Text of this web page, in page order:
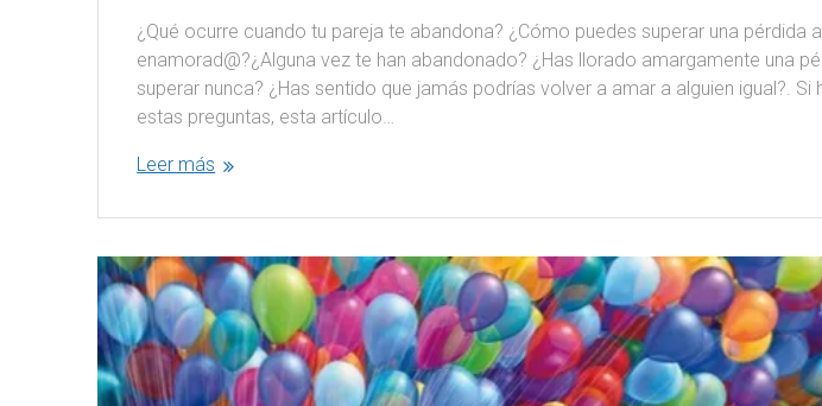
¿Qué ocurre cuando tu pareja te abandona? ¿Cómo puedes superar una pérdida
enamorad@?¿Alguna vez te han abandonado? ¿Has llorado amargamente una
superar nunca? ¿Has sentido que jamás podrías volver a amar a alguien igual?.
estas preguntas, esta artículo…
Leer más